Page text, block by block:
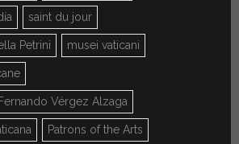
saint du jour
Petrini musei vaticani
Vérgez Alzaga
Patrons of the Arts